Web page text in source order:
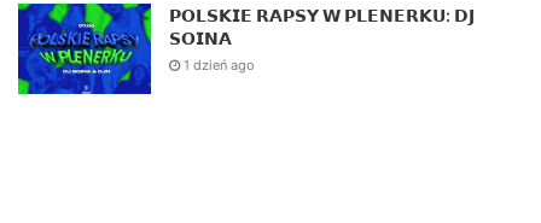
𝗣𝗢𝗟𝗦𝗞𝗜𝗘 𝗥𝗔𝗣𝗦𝗬 𝗪 𝗣𝗟𝗘𝗡𝗘𝗥𝗞𝗨: 𝗗𝗝
𝗦𝗢𝗜𝗡𝗔
1 dzień ago